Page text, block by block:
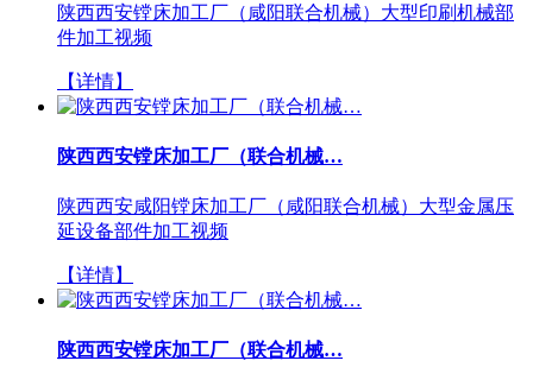
陕西西安镗床加工厂（咸阳联合机械）大型印刷机械部
件加工视频
【详情】
陕西西安镗床加工厂（联合机械…
陕西西安咸阳镗床加工厂（咸阳联合机械）大型金属压
延设备部件加工视频
【详情】
陕西西安镗床加工厂（联合机械…